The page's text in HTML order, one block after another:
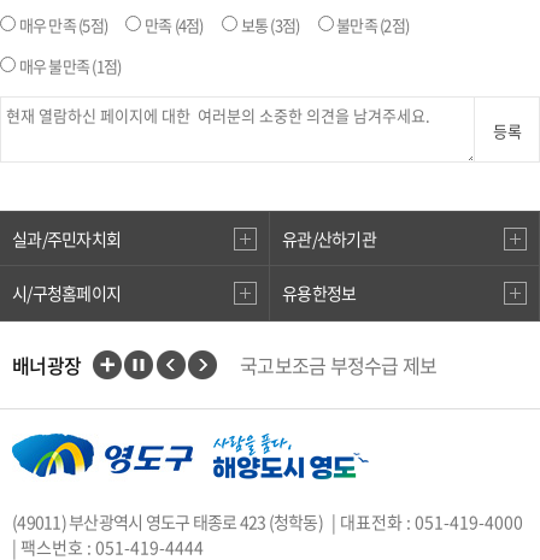
매우 만족(5점) 만족 (4점) 보통(3점) 불만족(2점)
매우 불만족(1점)
등록
실과/주민자치회 유관/산하기관
시/구청홈페이지 유용한정보
배너광장
국고보조금 부정수급 제보
지적측량바로처리센터
안전속도 5030
카카오톡 플러스친구
중앙부처 법령 유권해석
(49011) 부산광역시 영도구 태종로 423 (청학동) | 대표전화 : 051-419-4000
| 팩스번호 : 051-419-4444